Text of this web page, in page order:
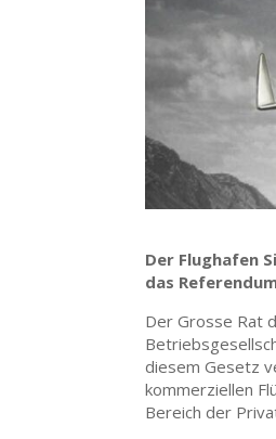
Der Flughafen
das
Der Grosse Rat
diesem Gesetz
kommerziellen
Bereich der